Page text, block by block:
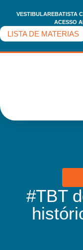
VESTIBULAREBATISTA
ACESSO
LISTA DE MATERIAS
#TBT